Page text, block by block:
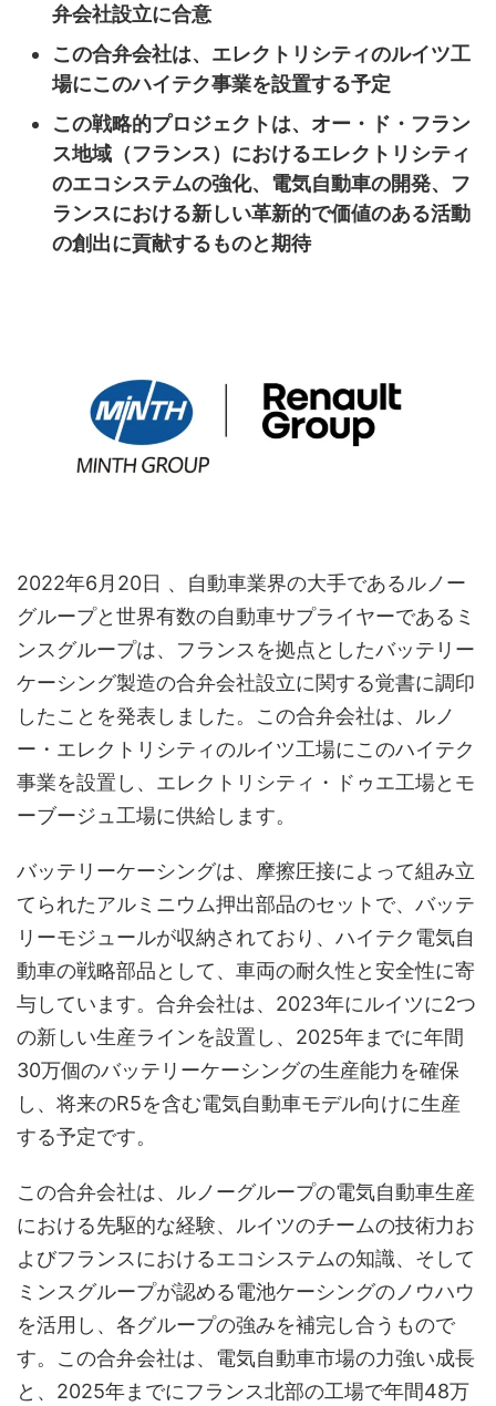
弁会社設立に合意
この合弁会社は、エレクトリシティのルイツ工
場にこのハイテク事業を設置する予定
この戦略的プロジェクトは、オー・ド・フラン
ス地域（フランス）におけるエレクトリシティ
のエコシステムの強化、電気自動車の開発、フ
ランスにおける新しい革新的で価値のある活動
の創出に貢献するものと期待
2022年6月20日 、自動車業界の大手であるルノー
グループと世界有数の自動車サプライヤーであるミ
ンスグループは、フランスを拠点としたバッテリー
ケーシング製造の合弁会社設立に関する覚書に調印
したことを発表しました。この合弁会社は、ルノ
ー・エレクトリシティのルイツ工場にこのハイテク
事業を設置し、エレクトリシティ・ドゥエ工場とモ
ーブージュ工場に供給します。
バッテリーケーシングは、摩擦圧接によって組み立
てられたアルミニウム押出部品のセットで、バッテ
リーモジュールが収納されており、ハイテク電気自
動車の戦略部品として、車両の耐久性と安全性に寄
与しています。合弁会社は、2023年にルイツに2つ
の新しい生産ラインを設置し、2025年までに年間
30万個のバッテリーケーシングの生産能力を確保
し、将来のR5を含む電気自動車モデル向けに生産
する予定です。
この合弁会社は、ルノーグループの電気自動車生産
における先駆的な経験、ルイツのチームの技術力お
よびフランスにおけるエコシステムの知識、そして
ミンスグループが認める電池ケーシングのノウハウ
を活用し、各グループの強みを補完し合うもので
す。この合弁会社は、電気自動車市場の力強い成長
と、2025年までにフランス北部の工場で年間48万